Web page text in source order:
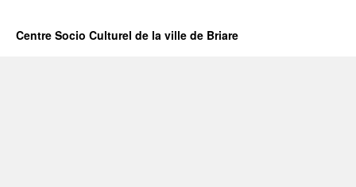
Centre Socio Culturel de la ville de Briare